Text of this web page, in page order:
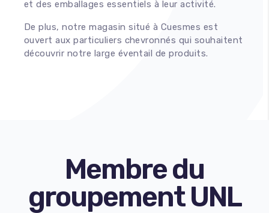
et des emballages essentiels à leur activité.
De plus, notre magasin situé à Cuesmes est
ouvert aux particuliers chevronnés qui souhaitent
découvrir notre large éventail de produits.
Membre du
groupement UNL